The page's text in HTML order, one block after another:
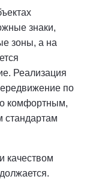
знаки,
зоны, а на
Реализация
по
комфортным,
качеством